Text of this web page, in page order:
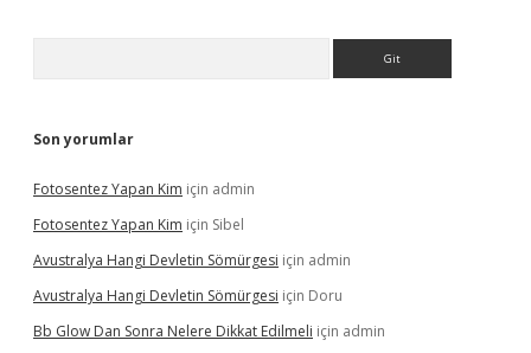
Son yorumlar
Fotosentez Yapan Kim için admin
Fotosentez Yapan Kim için Sibel
Avustralya Hangi Devletin Sömürgesi için admin
Avustralya Hangi Devletin Sömürgesi için Doru
Bb Glow Dan Sonra Nelere Dikkat Edilmeli için admin